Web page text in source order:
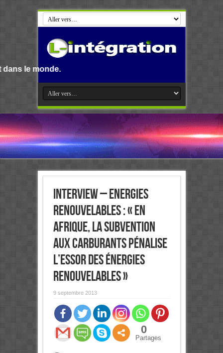
Interview – Energies
renouvelables : « En
Afrique, la subvention
aux carburants pénalise
l’essor des énergies
renouvelables »
9 septembre 2013
0
Partages